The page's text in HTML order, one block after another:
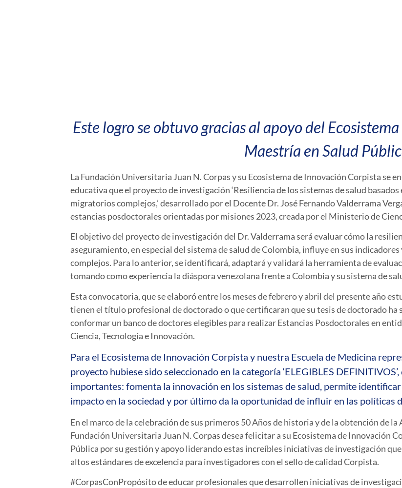
Este logro se obtuvo gracias al apoyo del
Maestría en Salud
La Fundación Universitaria Juan N. Corpas y su Ecosistema de Innovación Corpista se
educativa que el proyecto de investigación ‘Resiliencia de los sistemas de salud
migratorios complejos,’ desarrollado por el Docente Dr. José Fernando Valderrama
estancias posdoctorales orientadas por misiones 2023, creada por el Ministerio de
El objetivo del proyecto de investigación del Dr. Valderrama será evaluar cómo la
aseguramiento, en especial del sistema de salud de Colombia, influye en sus
complejos. Para lo anterior, se identificará, adaptará y validará la herramienta de
tomando como experiencia la diáspora venezolana frente a Colombia y su sistema de
Esta convocatoria, que se elaboró entre los meses de febrero y abril del presente año
tienen el título profesional de doctorado o que certificaran que su tesis de doctorado ha
conformar un banco de doctores elegibles para realizar Estancias Posdoctorales en
Ciencia, Tecnología e Innovación.
Para el Ecosistema de Innovación Corpista y nuestra Escuela de Medicina
proyecto hubiese sido seleccionado en la categoría ‘ELEGIBLES
importantes: fomenta la innovación en los sistemas de salud, permite
impacto en la sociedad y por último da la oportunidad de influir en las políticas
En el marco de la celebración de sus primeros 50 Años de historia y de la obtención de
Fundación Universitaria Juan N. Corpas desea felicitar a su Ecosistema de Innovación
Pública por su gestión y apoyo liderando estas increíbles iniciativas de investigación
altos estándares de excelencia para investigadores con el sello de calidad Corpista.
#CorpasConPropósito de educar profesionales que desarrollen iniciativas de